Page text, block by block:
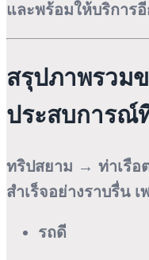
และพร้อมให้บริการอี
สรุปภาพรวม
ประสบการณ์
ทริปสยาม → ท่าเรือ
สำเร็จอย่างราบรื่น
รถดี